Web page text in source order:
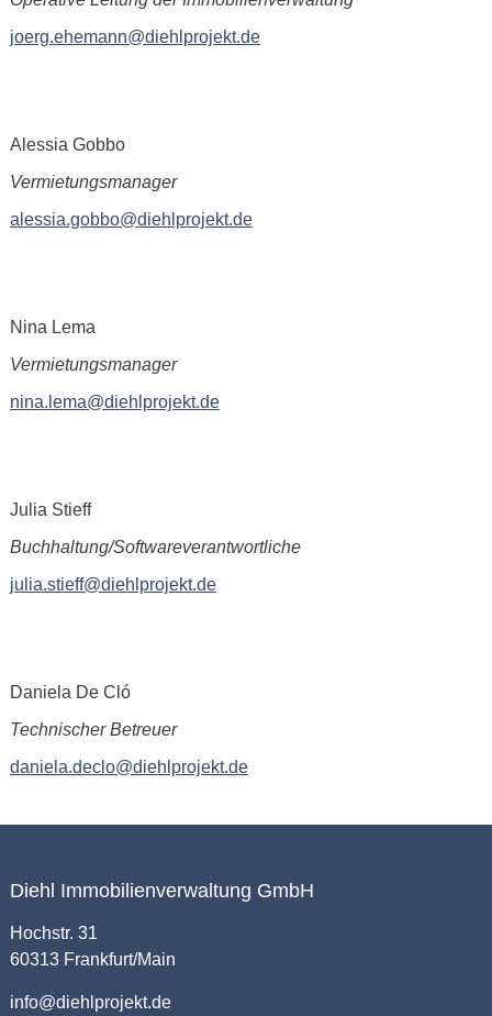
joerg.ehemann@diehlprojekt.de
Alessia Gobbo
Vermietungsmanager
alessia.gobbo@diehlprojekt.de
Nina Lema
Vermietungsmanager
nina.lema@diehlprojekt.de
Julia Stieff
Buchhaltung/Softwareverantwortliche
julia.stieff@diehlprojekt.de
Daniela De Cló
Technischer Betreuer
daniela.declo@diehlprojekt.de
Diehl Immobilienverwaltung GmbH
Hochstr. 31
60313 Frankfurt/Main
info@diehlprojekt.de